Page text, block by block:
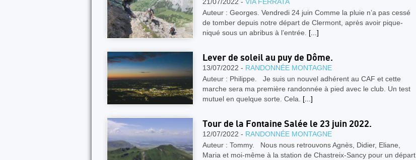
Auteur : Georges. Vendredi 24 juin Comme la pluie n’a pas cessé
de tomber depuis notre départ de Clermont, après avoir pique-
niqué sous un abribus à l’entrée. [...]
Lever de soleil au puy de Dôme.
13/07/2022 - RANDONNÉE MONTAGNE
Auteur : Philippe. Je suis un nouvel adhérent au CAF et cette
marche sera ma première randonnée à pied avec le club. Un test
mutuel en quelque sorte. Cela. [...]
Tour de la Fontaine Salée le 23 juin 2022.
12/07/2022 - RANDONNÉE MONTAGNE
Auteur : Tommy. Nous nous retrouvons Agnès, Didier, Eliane,
Maria et moi-même à la station de Chastreix-Sancy pour un départ